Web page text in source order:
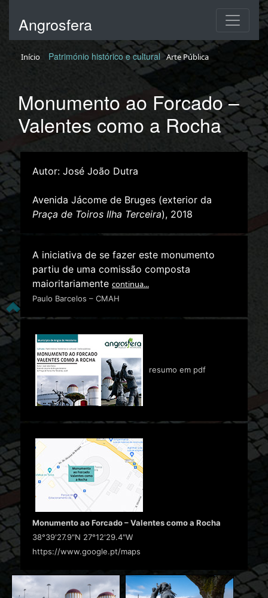
Angrosfera
Início Património histórico e cultural Arte Pública
Monumento ao Forcado –
Valentes como a Rocha
Autor: José João Dutra
Avenida Jácome de Bruges (exterior da
Praça de Toiros Ilha Terceira), 2018
A iniciativa de se fazer este monumento
partiu de uma comissão composta
maioritariamente continua...
Paulo Barcelos – CMAH
resumo em pdf
Monumento ao Forcado – Valentes como a Rocha
38°39'27.9"N 27°12'29.4"W
https://www.google.pt/maps